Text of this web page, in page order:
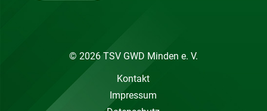
© 2026 TSV GWD Minden e. V.
Kontakt
Impressum